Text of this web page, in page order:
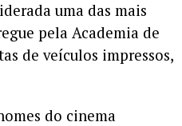
uma das mais
pela Academia de
de veículos impressos,
do cinema